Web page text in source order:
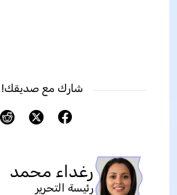
شارك مع صديقك!
رغداء محمد
رئيسة التحرير